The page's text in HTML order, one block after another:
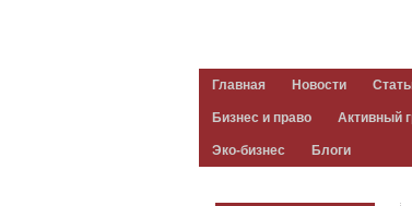
Главная Новости
Бизнес и право Активный
Эко-бизнес Блоги